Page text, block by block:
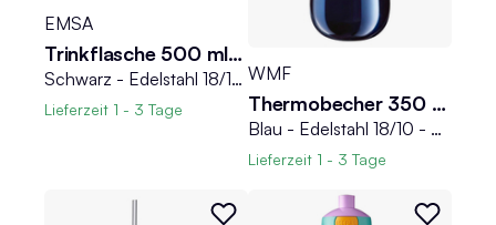
EMSA
Trinkflasche 500 ml BLUDROP SLEEVE
Schwarz - Edelstahl 18/10 - Silikon - 0,5 Liter - mit 360 Grad Rundum-Trinköffnung
Lieferzeit 1 - 3 Tage
WMF
Thermobecher 350 ml IMPULSE
Blau - Edelstahl 18/10 - Polypropylen - 350 ml - doppelwandig
Lieferzeit 1 - 3 Tage